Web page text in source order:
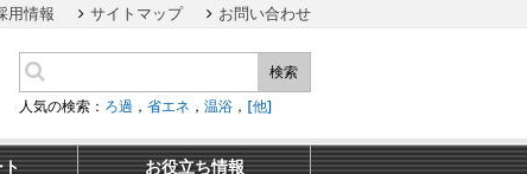
用情報 サイトマップ お問い合わせ
検索
人気の検索： ろ過 ， 省エネ ， 温浴 ， [他]
ト お役立ち情報